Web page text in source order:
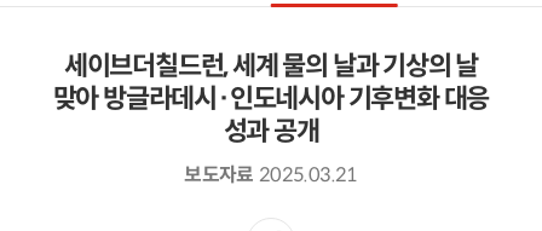
세이브더칠드런, 세계 물의 날과 기상의 날
맞아 방글라데시·인도네시아 기후변화 대응
성과 공개
보도자료 2025.03.21